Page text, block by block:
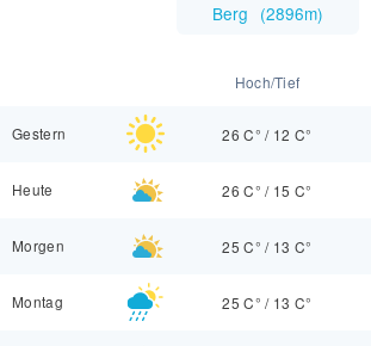
Berg (2896m)
Hoch/Tief
Gestern 26 C° / 12 C°
Heute 26 C° / 15 C°
Morgen 25 C° / 13 C°
Montag 25 C° / 13 C°